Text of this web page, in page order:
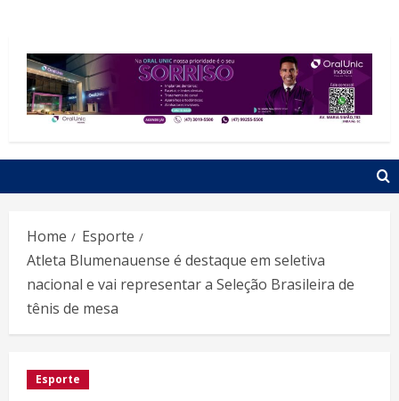
Home
Esporte
Atleta Blumenauense é destaque em seletiva
nacional e vai representar a Seleção Brasileira de
tênis de mesa
Esporte